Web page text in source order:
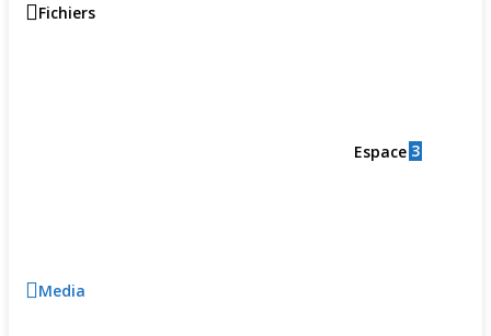
Fichiers
Espace 3
Media